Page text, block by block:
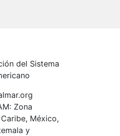
del Sistema
Zona
México,
y